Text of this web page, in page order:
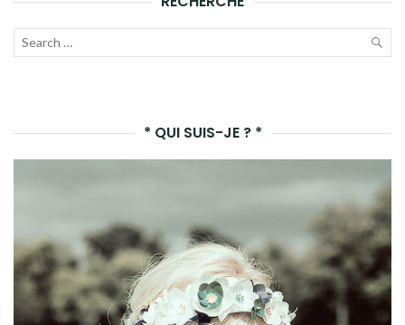
Recherche
* QUI SUIS-JE ? *